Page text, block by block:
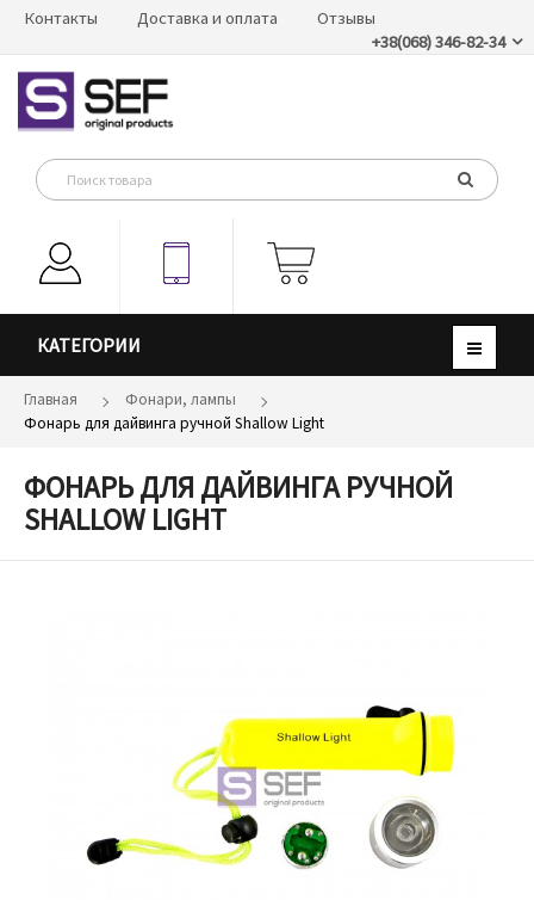
Контакты Доставка и оплата
Отзывы
+38(068) 346-82-34
КАТЕГОРИИ
Главная
Фонари, лампы
Фонарь для дайвинга ручной Shallow Light
ФОНАРЬ ДЛЯ ДАЙВИНГА РУЧНОЙ
SHALLOW LIGHT